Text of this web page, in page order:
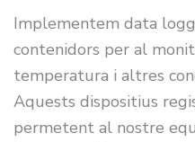
Implementem data
contenidors per al
temperatura i altres
Aquests dispositius
permetent al nostre